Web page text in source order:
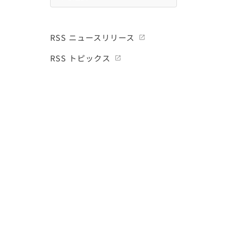
RSS ニュースリリース
RSS トピックス